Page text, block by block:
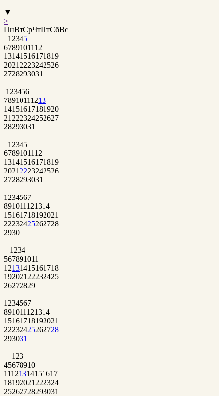
▼
>
ПнВтСрЧтПтСбВс
1 2345
6789101112
13141516171819
2021 2223242526
2728293031
1 23456
78910111213
14151617181920
21 222324252627
28293031
1 2345
6789101112
13141516171819
2021 2223242526
2728293031
1 234567
891011121314
15161718192021
22232425262728
2930
1 234
567891011
12131415161718
192021 22232425
26272829
1 234567
891011121314
15161718192021
22232425262728
293031
1 23
45678910
11121314151617
18192021 222324
25262728293031